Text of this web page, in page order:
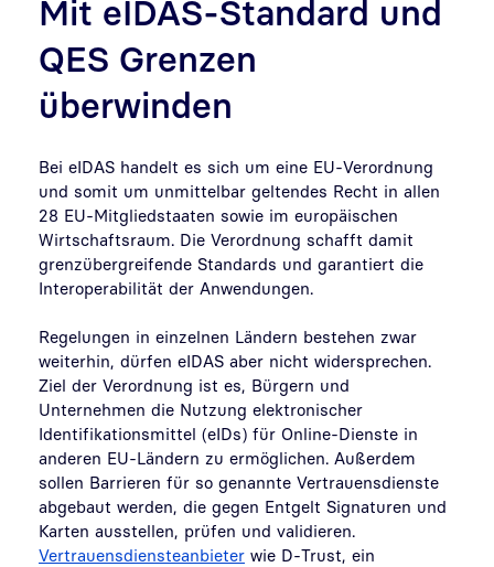
Mit eIDAS-Standard und
QES Grenzen
überwinden
Bei eIDAS handelt es sich um eine EU-Verordnung
und somit um unmittelbar geltendes Recht in allen
28 EU-Mitgliedstaaten sowie im europäischen
Wirtschaftsraum. Die Verordnung schafft damit
grenzübergreifende Standards und garantiert die
Interoperabilität der Anwendungen.
Regelungen in einzelnen Ländern bestehen zwar
weiterhin, dürfen eIDAS aber nicht widersprechen.
Ziel der Verordnung ist es, Bürgern und
Unternehmen die Nutzung elektronischer
Identifikationsmittel (eIDs) für Online-Dienste in
anderen EU-Ländern zu ermöglichen. Außerdem
sollen Barrieren für so genannte Vertrauensdienste
abgebaut werden, die gegen Entgelt Signaturen und
Karten ausstellen, prüfen und validieren.
Vertrauensdiensteanbieter wie D-Trust, ein